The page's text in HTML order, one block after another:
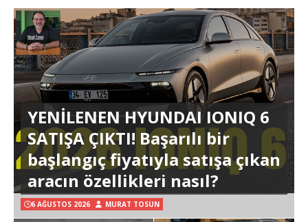
YENİLENEN HYUNDAI IONIQ 6
SATIŞA ÇIKTI! Başarılı bir
başlangıç fiyatıyla satışa çıkan
aracın özellikleri nasıl?
6 AĞUSTOS 2026 MURAT TOSUN